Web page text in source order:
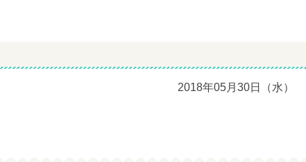
2018年05月30日（水）